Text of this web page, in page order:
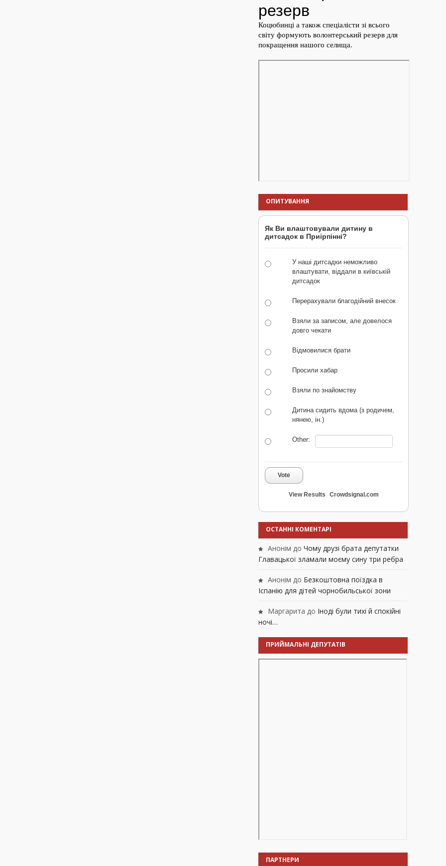
ОПИТУВАННЯ
Як Ви влаштовували дитину в
дитсадок в Приірпінні?
У наші дитсадки неможливо
влаштувати, віддали в київській
дитсадок
Перерахували благодійний внесок
Взяли за записом, але довелося
довго чекати
Відмовилися брати
Просили хабар
Взяли по знайомству
Дитина сидить вдома (з родичем,
нянею, ін.)
Other:
Vote
View Results Crowdsignal.com
ОСТАННІ КОМЕНТАРІ
Анонім до Чому друзі брата депутатки
Главацької зламали моєму сину три ребра
Анонім до Безкоштовна поїздка в
Іспанію для дітей чорнобильської зони
Маргарита до Іноді були тихі й спокійні
ночі…
ПРИЙМАЛЬНІ ДЕПУТАТІВ
ПАРТНЕРИ